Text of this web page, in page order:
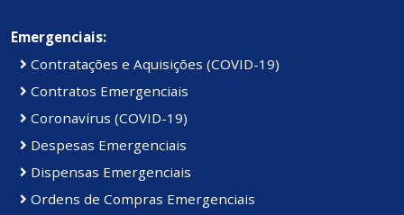
Emergenciais:
Contratações e Aquisições (COVID-19)
Contratos Emergenciais
Coronavírus (COVID-19)
Despesas Emergenciais
Dispensas Emergenciais
Ordens de Compras Emergenciais